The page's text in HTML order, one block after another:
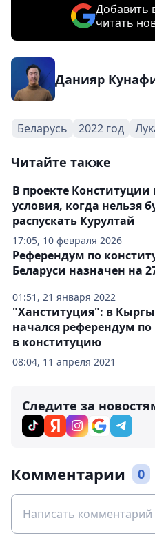
Добавить
читать
Данияр
Беларусь 2022 год
Читайте также
17:05, 10 февраля 2026
В проекте Конституции
условия, когда нельзя
распускать Курултай
01:51, 21 января 2022
Референдум по
Беларуси назначен на
08:04, 11 апреля 2021
"Ханституция": в
начался референдум
в конституцию
Следите за
Комментарии 0